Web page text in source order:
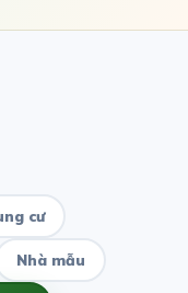
cư
Nhà mẫu